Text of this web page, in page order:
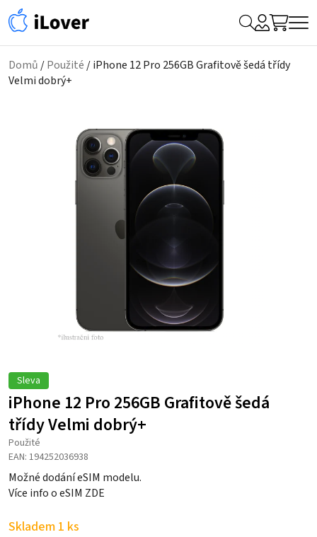
Hledat
My
Account
Domů /Použité / iPhone 12 Pro 256GB Grafitově šedá třídy
Velmi dobrý+
Sleva
iPhone 12 Pro 256GB Grafitově šedá
třídy Velmi dobrý+
Použité
EAN: 194252036938
Možné dodání eSIM modelu.
Více info o eSIM ZDE
Skladem 1 ks